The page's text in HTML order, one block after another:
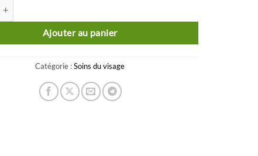
Ajouter au panier
Catégorie :Soins du visage